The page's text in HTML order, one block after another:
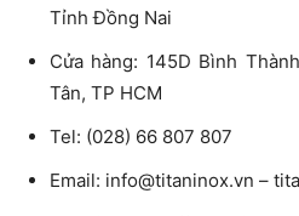
Tỉnh Đồng Nai
Cửa hàng: 145D Bình
Tân, TP HCM
Tel: (028) 66 807 807
Email: info@titaninox.vn –